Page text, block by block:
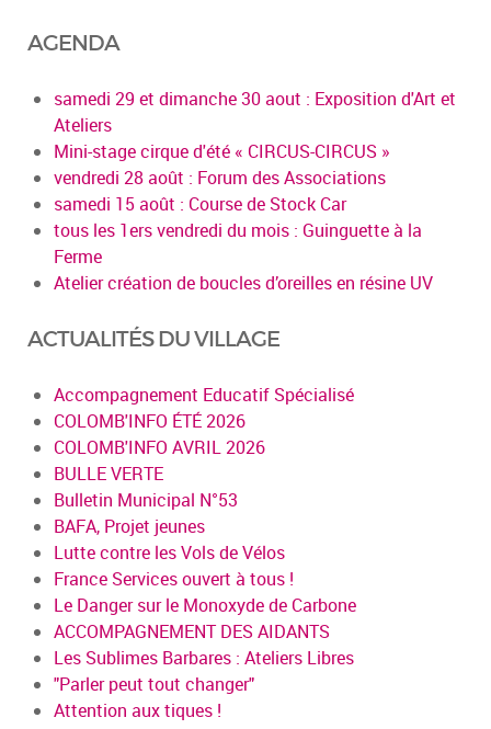
AGENDA
samedi 29 et dimanche 30 aout : Exposition d'Art et
Ateliers
Mini-stage cirque d'été « CIRCUS-CIRCUS »
vendredi 28 août : Forum des Associations
samedi 15 août : Course de Stock Car
tous les 1ers vendredi du mois : Guinguette à la
Ferme
Atelier création de boucles d’oreilles en résine UV
ACTUALITÉS DU VILLAGE
Accompagnement Educatif Spécialisé
COLOMB'INFO ÉTÉ 2026
COLOMB'INFO AVRIL 2026
BULLE VERTE
Bulletin Municipal N°53
BAFA, Projet jeunes
Lutte contre les Vols de Vélos
France Services ouvert à tous !
Le Danger sur le Monoxyde de Carbone
ACCOMPAGNEMENT DES AIDANTS
Les Sublimes Barbares : Ateliers Libres
"Parler peut tout changer"
Attention aux tiques !